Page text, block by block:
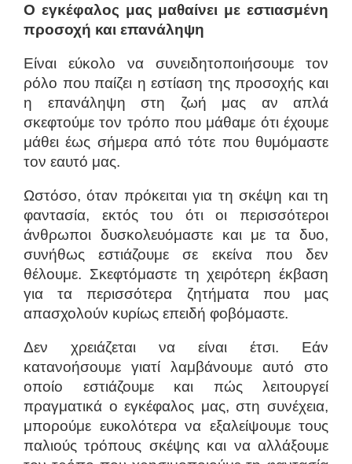
Ο εγκέφαλος μας μαθαίνει με εστιασμένη
προσοχή και επανάληψη
Είναι εύκολο να συνειδητοποιήσουμε τον
ρόλο που παίζει η εστίαση της προσοχής και
η επανάληψη στη ζωή μας αν απλά
σκεφτούμε τον τρόπο που μάθαμε ότι έχουμε
μάθει έως σήμερα από τότε που θυμόμαστε
τον εαυτό μας.
Ωστόσο, όταν πρόκειται για τη σκέψη και τη
φαντασία, εκτός του ότι οι περισσότεροι
άνθρωποι δυσκολευόμαστε και με τα δυο,
συνήθως εστιάζουμε σε εκείνα που δεν
θέλουμε. Σκεφτόμαστε τη χειρότερη έκβαση
για τα περισσότερα ζητήματα που μας
απασχολούν κυρίως επειδή φοβόμαστε.
Δεν χρειάζεται να είναι έτσι. Εάν
κατανοήσουμε γιατί λαμβάνουμε αυτό στο
οποίο εστιάζουμε και πώς λειτουργεί
πραγματικά ο εγκέφαλος μας, στη συνέχεια,
μπορούμε ευκολότερα να εξαλείψουμε τους
παλιούς τρόπους σκέψης και να αλλάξουμε